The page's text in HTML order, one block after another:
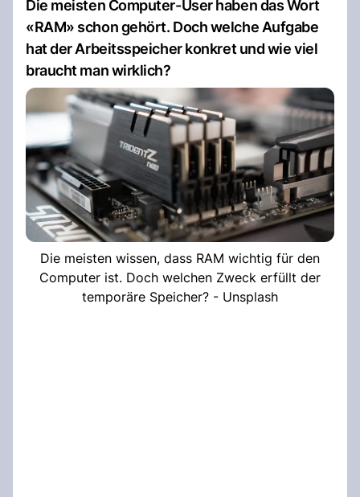
Die meisten Computer-User haben das Wort
«RAM» schon gehört. Doch welche Aufgabe
hat der Arbeitsspeicher konkret und wie viel
braucht man wirklich?
Die meisten wissen, dass RAM wichtig für den
Computer ist. Doch welchen Zweck erfüllt der
temporäre Speicher? - Unsplash